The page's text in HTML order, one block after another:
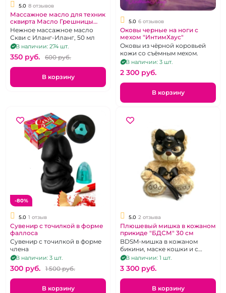
5.0 8 отзывов
Массажное масло для техник
сквирта Масло Грешницы
"Squi" ИнтимХаус
Нежное массажное масло
Скви с Иланг-Иланг, 50 мл
В наличии: 274 шт.
350 pуб. 600 pуб.
В корзину
5.0 6 отзывов
Оковы черные на ноги с
мехом "ИнтимХаус"
Оковы из чёрной коровьей
кожи со съёмным мехом.
В наличии: 3 шт.
2 300 pуб.
В корзину
-80%
5.0 1 отзыв
Сувенир с точилкой в форме
фаллоса
Сувенир с точилкой в форме
члена
В наличии: 3 шт.
300 pуб. 1 500 pуб.
В корзину
5.0 2 отзыва
Плюшевый мишка в кожаном
прикиде "БДСМ" 30 см
BDSM-мишка в кожаном
бикини, маске кошки и с
плетью
В наличии: 1 шт.
3 300 pуб.
В корзину